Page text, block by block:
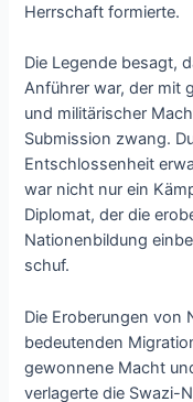
Herrschaft formierte.
Die Legende besagt,
Anführer war, der mit
und militärischer
Submission zwang.
Entschlossenheit
war nicht nur ein
Diplomat, der die
Nationenbildung
schuf.
Die Eroberungen von
bedeutenden
gewonnene Macht
verlagerte die Swazi-